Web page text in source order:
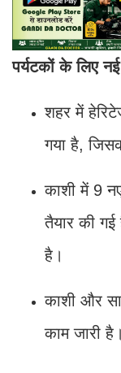
पर्यटकों के लिए
शहर में
गया है,
काशी में 9
तैयार की गई
है।
काशी और
काम जारी है।